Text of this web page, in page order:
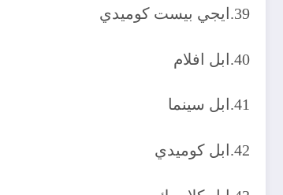
39.ايجي بيست كوميدي
40.ابل افلام
41.ابل سينما
42.ابل كوميدي